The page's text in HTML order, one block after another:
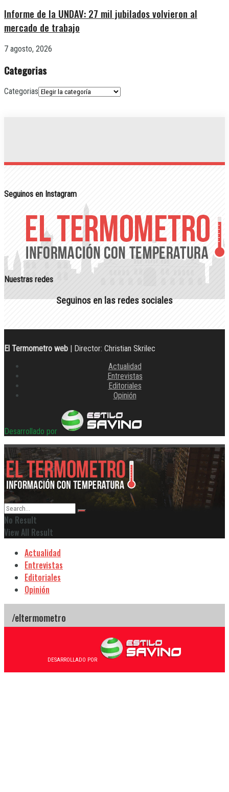
Informe de la UNDAV: 27 mil jubilados volvieron al
mercado de trabajo
7 agosto, 2026
Categorias
Categorias
Seguinos en Instagram
Nuestras redes
Seguinos en las redes sociales
El Termometro web | Director: Christian Skrilec
Actualidad
Entrevistas
Editoriales
Opinión
Desarrollado por
No Result
View All Result
Actualidad
Entrevistas
Editoriales
Opinión
DESARROLLADO POR